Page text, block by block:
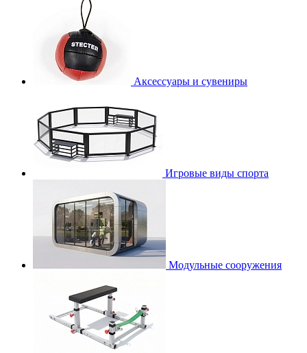
Аксессуары и сувениры
Игровые виды спорта
Модульные сооружения